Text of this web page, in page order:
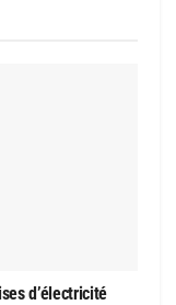
d’électricité